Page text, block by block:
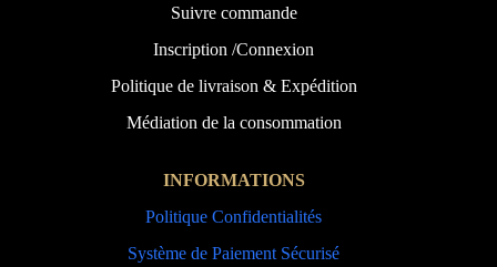
Suivre commande
Inscription /Connexion
Politique de livraison & Expédition
Médiation de la consommation
INFORMATIONS
Politique Confidentialités
Système de Paiement Sécurisé